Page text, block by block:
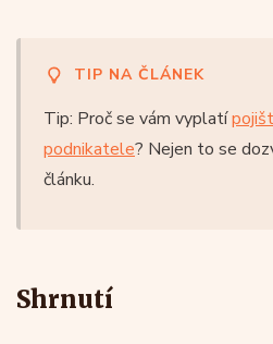
TIP NA ČLÁNEK
Tip: Proč se vám vyplatí
podnikatele? Nejen to se
článku.
Shrnutí